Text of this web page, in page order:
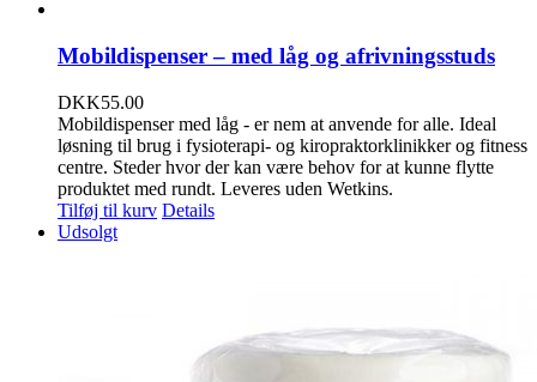
Mobildispenser – med låg og afrivningsstuds
DKK55.00
Mobildispenser med låg - er nem at anvende for alle. Ideal
løsning til brug i fysioterapi- og kiropraktorklinikker og fitness
centre. Steder hvor der kan være behov for at kunne flytte
produktet med rundt. Leveres uden Wetkins.
Tilføj til kurv Details
Udsolgt